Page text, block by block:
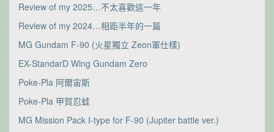
Review of my 2025…不太喜歡這一年
Review of my 2024…相距半年的一篇
MG Gundam F-90 (火星獨立 Zeon軍仕樣)
EX-StandarD Wing Gundam Zero
Poke-Pla 阿爾宙斯
Poke-Pla 甲賀忍蛙
MG Mission Pack I-type for F-90 (Jupiter battle ver.)